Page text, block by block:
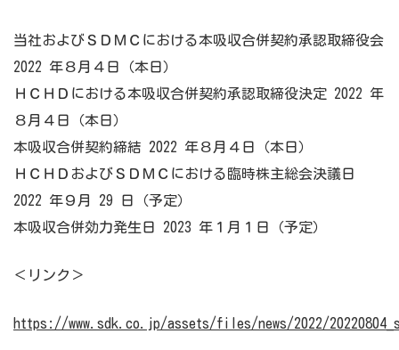
当社およびＳＤＭＣにおける本吸収合併契約承認取締役会
2022 年８月４日（本日）
ＨＣＨＤにおける本吸収合併契約承認取締役決定 2022 年
８月４日（本日）
本吸収合併契約締結 2022 年８月４日（本日）
ＨＣＨＤおよびＳＤＭＣにおける臨時株主総会決議日
2022 年９月 29 日（予定）
本吸収合併効力発生日 2023 年１月１日（予定）
＜リンク＞
https://www.sdk.co.jp/assets/files/news/2022/